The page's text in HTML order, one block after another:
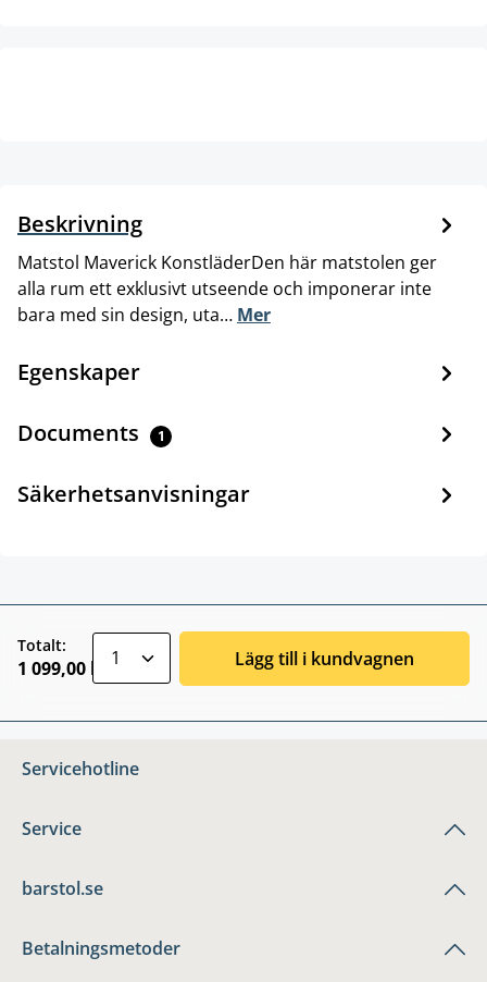
Beskrivning
Matstol Maverick KonstläderDen här matstolen ger
alla rum ett exklusivt utseende och imponerar inte
bara med sin design, uta… Mer
Egenskaper
Documents 1
Säkerhetsanvisningar
Totalt:
1 099,00 kr Lägg till i kundvagnen
Servicehotline
Service
barstol.se
Betalningsmetoder